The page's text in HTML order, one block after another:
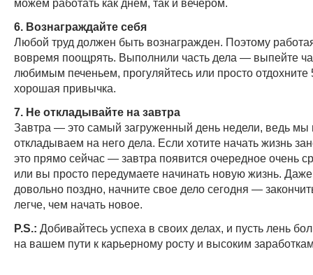
6. Вознаграждайте себя
Любой труд должен быть вознагражден. Поэтому
вовремя поощрять. Выполнили часть дела — выпейте
любимым печеньем, прогуляйтесь или просто отдохните
хорошая привычка.
7. Не откладывайте на завтра
Завтра — это самый загруженный день недели, ведь мы
откладываем на него дела. Если хотите начать жизнь
это прямо сейчас — завтра появится очередное очень
или вы просто передумаете начинать новую жизнь.
довольно поздно, начните свое дело сегодня —
легче, чем начать новое.
P.S.: Добивайтесь успеха в своих делах, и пусть лень
на вашем пути к карьерному росту и высоким